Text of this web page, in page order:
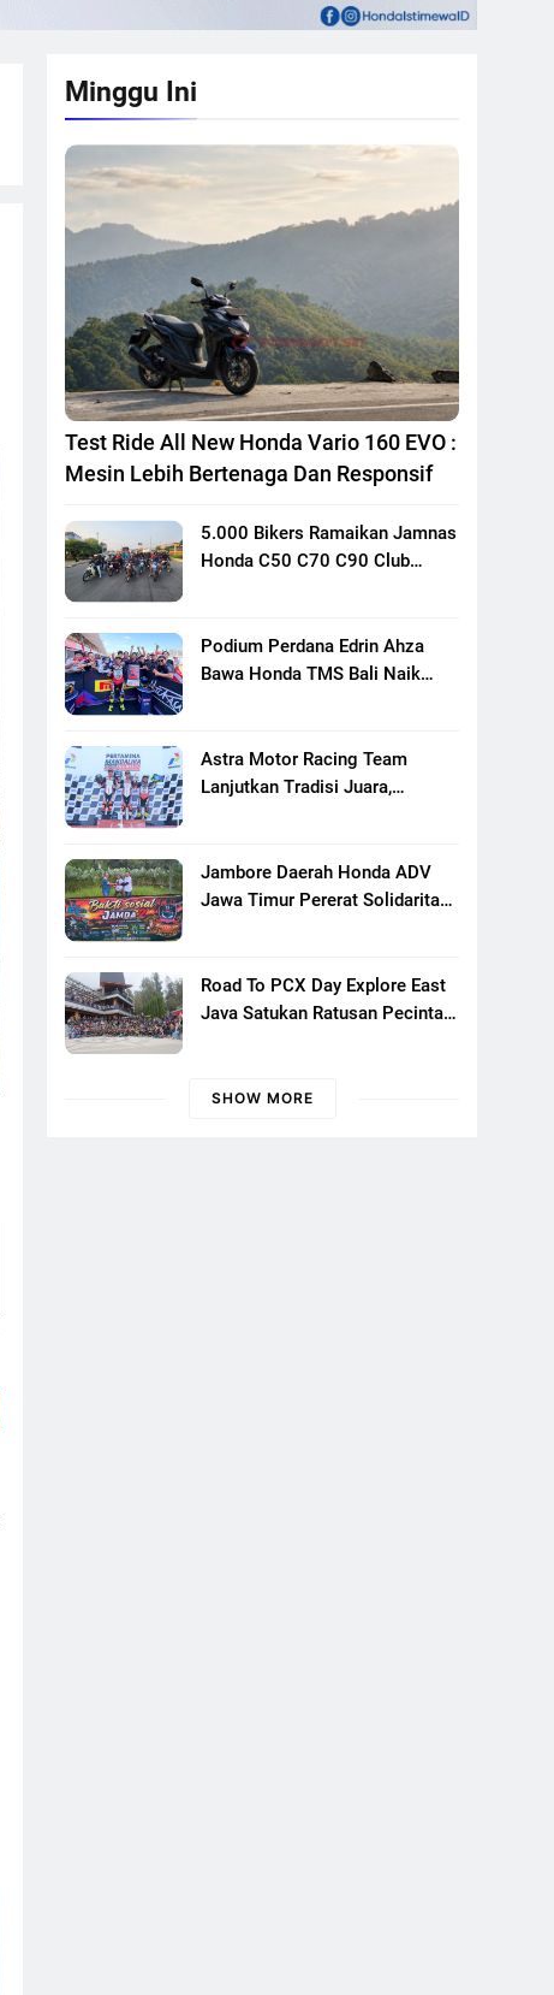
Minggu Ini
Test Ride All New Honda Vario 160 EVO :
Mesin Lebih Bertenaga Dan Responsif
5.000 Bikers Ramaikan Jamnas
Honda C50 C70 C90 Club
Motor Klasik Honda
Podium Perdana Edrin Ahza
Bawa Honda TMS Bali Naik
Astra Motor Racing Team
Lanjutkan Tradisi Juara,
Putaran Ke 3
Jambore Daerah Honda ADV
Jawa Timur Pererat Solidaritas
Banyuwangi
Road To PCX Day Explore East
Java Satukan Ratusan Pecinta
SHOW MORE